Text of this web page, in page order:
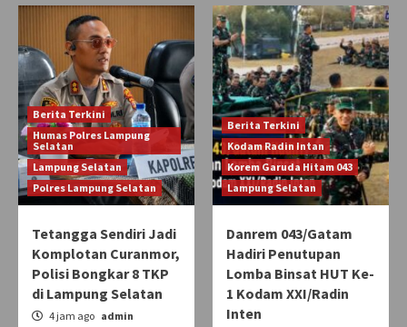
Berita Terkini
Humas Polres Lampung
Selatan
Lampung Selatan
Polres Lampung Selatan
Tetangga Sendiri Jadi
Komplotan Curanmor,
Polisi Bongkar 8 TKP
di Lampung Selatan
4 jam ago admin
Berita Terkini
Kodam Radin Intan
Korem Garuda Hitam 043
Lampung Selatan
Danrem 043/Gatam
Hadiri Penutupan
Lomba Binsat HUT Ke-
1 Kodam XXI/Radin
Inten